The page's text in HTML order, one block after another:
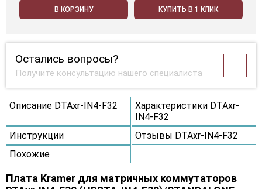
В КОРЗИНУ КУПИТЬ В 1 КЛИК
Остались вопросы?
Получите консультацию нашего специалиста
Описание DTAxr-IN4-F32
Характеристики DTAxr-
IN4-F32
Инструкции
Отзывы DTAxr-IN4-F32
Похожие
Плата Kramer для матричных коммутаторов